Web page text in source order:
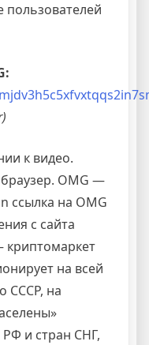
к видео.
OMG —
ссылка на OMG
с сайта
криптомаркет
на всей
СССР, на
и стран СНГ,